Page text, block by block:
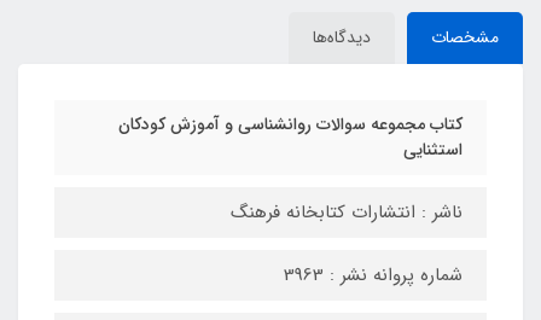
مشخصات دیدگاه‌ها
کتاب مجموعه سوالات روانشناسی و آموزش کودکان
استثنایی
ناشر : انتشارات کتابخانه فرهنگ
شماره پروانه نشر : 3963